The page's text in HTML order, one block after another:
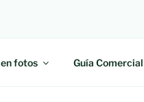
fotos Guía Comercial